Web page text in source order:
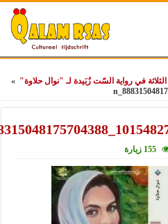
رواية السّت زُبَيدة لـ "نوال حلاوة" »